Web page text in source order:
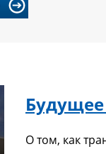
Будущее
О том, как